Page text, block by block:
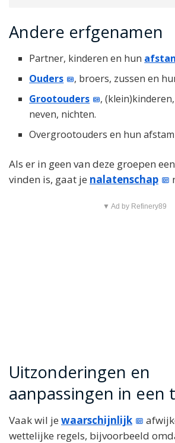
Andere erfgenamen
Partner, kinderen en hun
Ouders
, broers, zussen en
Grootouders
,
neven, nichten.
Overgrootouders en hun
Als er in geen van deze groepen
vinden is, gaat je nalatenschap
▼ Ad by Refinery89
Uitzonderingen en
aanpassingen in een
Vaak wil je waarschijnlijk
wettelijke regels, bijvoorbeeld